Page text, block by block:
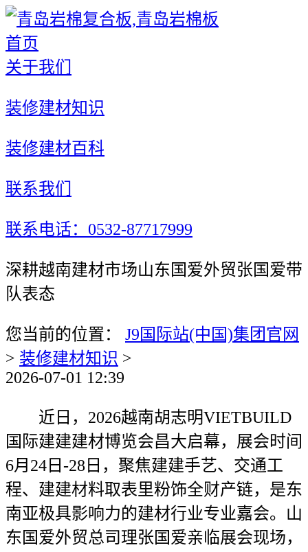
首页
关于我们
装修建材知识
装修建材百科
联系我们
联系电话：0532-87717999
深耕越南建材市场山东国爱外贸张国爱带
队表态
您当前的位置： J9国际站(中国)集团官网
> 装修建材知识 >
2026-07-01 12:39
近日，2026越南胡志明VIETBUILD
国际建建建材博览会昌大启幕，展会时间
6月24日-28日，聚焦建建手艺、交通工
程、建建材料取表里粉饰全财产链，是东
南亚极具影响力的建材行业专业嘉会。山
东国爱外贸总司理张国爱亲临展会现场，